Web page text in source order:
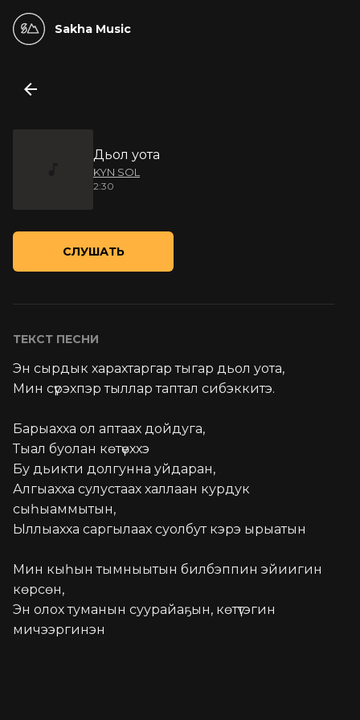
Sakha Music
Дьол уота
KYN SOL
2:30
СЛУШАТЬ
ТЕКСТ ПЕСНИ
Эн сырдык харахтаргар тыгар дьол уота,
Мин сүрэхпэр тыллар таптал сибэккитэ.
Барыахха ол аптаах дойдуга,
Тыал буолан көтүөххэ
Бу дьикти долгунна уйдаран,
Алгыахха сулустаах халлаан курдук
сыһыаммытын,
Ыллыахха саргылаах суолбут кэрэ ырыатын
Мин кыһын тымныытын билбэппин эйиигин
көрсөн,
Эн олох туманын суурайаҕын, көтүтэгин